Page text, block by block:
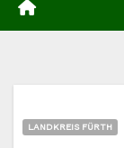
LANDKREIS FÜRTH